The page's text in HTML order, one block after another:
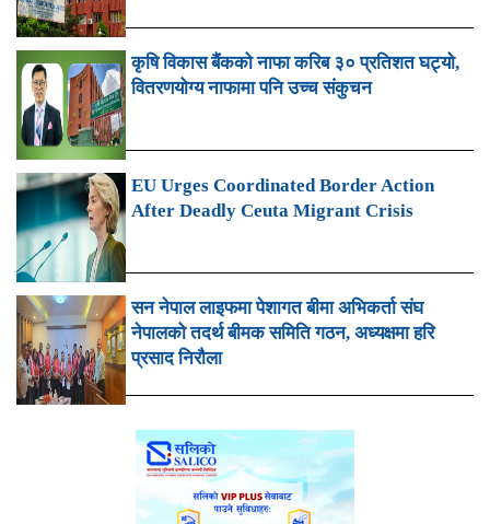
कृषि विकास बैंकको नाफा करिब ३० प्रतिशत घट्यो,
वितरणयोग्य नाफामा पनि उच्च संकुचन
EU Urges Coordinated Border Action
After Deadly Ceuta Migrant Crisis
सन नेपाल लाइफमा पेशागत बीमा अभिकर्ता संघ
नेपालको तदर्थ बीमक समिति गठन, अध्यक्षमा हरि
प्रसाद निरौला